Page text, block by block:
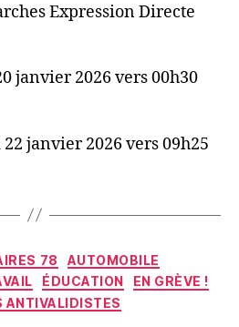
Expression Directe
janvier 2026 vers 00h30
janvier 2026 vers 09h25
Catégories
78
AUTOMOBILE
ÉDUCATION
EN GRÈVE !
ANTIVALIDISTES